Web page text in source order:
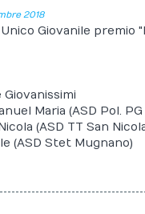
2018
Giovanile premio
Maria (ASD Pol.
(ASD TT San
(ASD Stet Mugnano)